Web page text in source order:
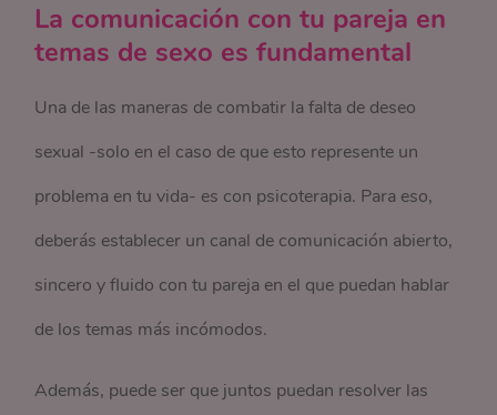
La comunicación con tu pareja en
temas de sexo es fundamental
Una de las maneras de combatir la falta de deseo
sexual -solo en el caso de que esto represente un
problema en tu vida- es con psicoterapia. Para eso,
deberás establecer un canal de comunicación abierto,
sincero y fluido con tu pareja en el que puedan hablar
de los temas más incómodos.
Además, puede ser que juntos puedan resolver las